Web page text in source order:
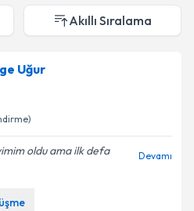
Akıllı Sıralama
Uğur
oldu ama ilk defa
Devamı